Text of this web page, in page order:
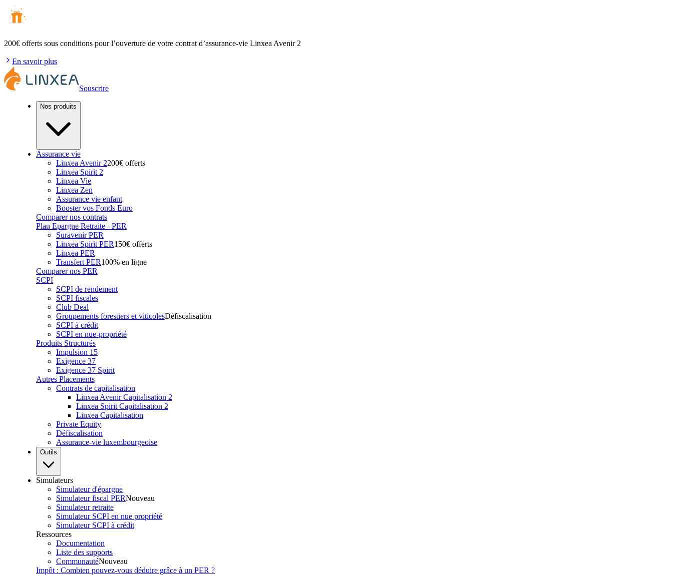
200€ offerts sous conditions pour l’ouverture de votre contrat d’assurance-vie Linxea Avenir 2
En savoir plus
Souscrire
Nos produits
Assurance vie
Linxea Avenir 2200€ offerts
Linxea Spirit 2
Linxea Vie
Linxea Zen
Assurance vie enfant
Booster vos Fonds Euro
Comparer nos contrats
Plan Epargne Retraite - PER
Suravenir PER
Linxea Spirit PER150€ offerts
Linxea PER
Transfert PER100% en ligne
Comparer nos PER
SCPI
SCPI de rendement
SCPI fiscales
Club Deal
Groupements forestiers et viticolesDéfiscalisation
SCPI à crédit
SCPI en nue-propriété
Produits Structurés
Impulsion 15
Exigence 37
Exigence 37 Spirit
Autres Placements
Contrats de capitalisation
Linxea Avenir Capitalisation 2
Linxea Spirit Capitalisation 2
Linxea Capitalisation
Private Equity
Défiscalisation
Assurance-vie luxembourgeoise
Outils
Simulateurs
Simulateur d'épargne
Simulateur fiscal PERNouveau
Simulateur retraite
Simulateur SCPI en nue propriété
Simulateur SCPI à crédit
Ressources
Documentation
Liste des supports
CommunautéNouveau
Impôt : Combien pouvez-vous déduire grâce à un PER ?